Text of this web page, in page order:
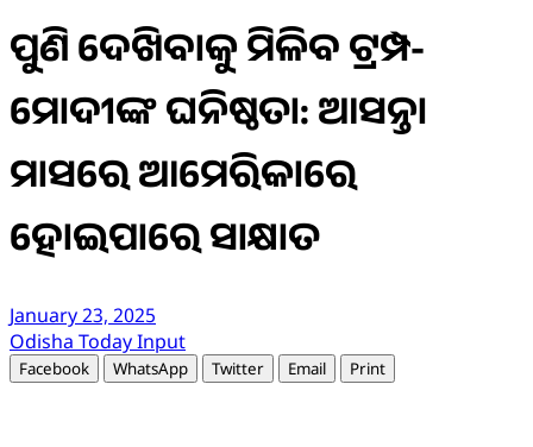
ପୁଣି ଦେଖିବାକୁ ମିଳିବ ଟ୍ରମ୍ପ-
ମୋଦୀଙ୍କ ଘନିଷ୍ଠତା: ଆସନ୍ତା
ମାସରେ ଆମେରିକାରେ
ହୋଇପାରେ ସାକ୍ଷାତ
January 23, 2025
Odisha Today Input
Facebook WhatsApp Twitter Email Print